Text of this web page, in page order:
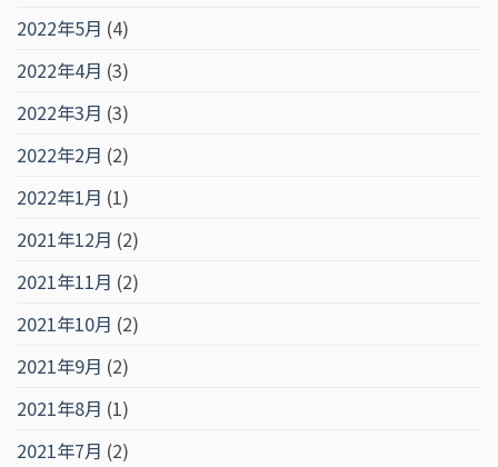
2022年5月 (4)
2022年4月 (3)
2022年3月 (3)
2022年2月 (2)
2022年1月 (1)
2021年12月 (2)
2021年11月 (2)
2021年10月 (2)
2021年9月 (2)
2021年8月 (1)
2021年7月 (2)